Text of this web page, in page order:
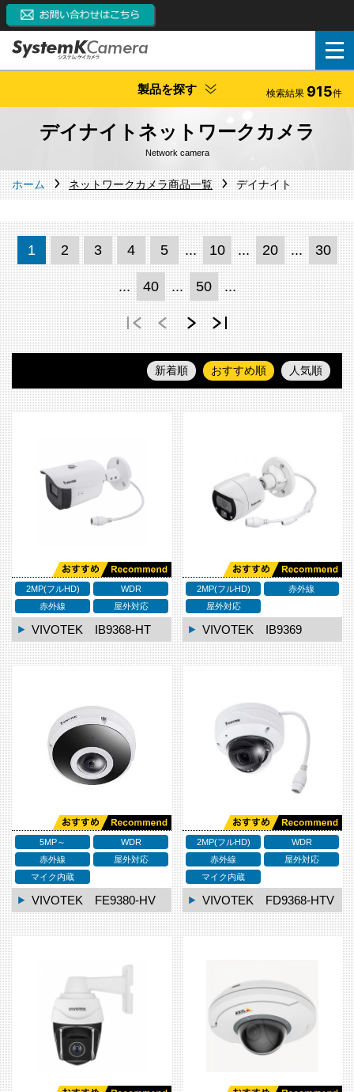
デイナイトネットワークカメラ
Network camera
ホーム ネットワークカメラ商品一覧 デイナイト
製品を探す 検索結果 915件
1 2 3 4 5 ... 10 ... 20 ... 30
... 40 ... 50 ...
新着順 おすすめ順 人気順
2MP(フルHD)
WDR
赤外線
屋外対応
VIVOTEK IB9368-HT
2MP(フルHD)
赤外線
屋外対応
VIVOTEK IB9369
5MP～
WDR
赤外線
屋外対応
マイク内蔵
VIVOTEK FE9380-HV
2MP(フルHD)
WDR
赤外線
屋外対応
マイク内蔵
VIVOTEK FD9368-HTV